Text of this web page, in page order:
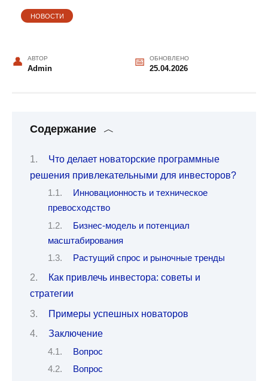
НОВОСТИ
АВТОР
Admin
ОБНОВЛЕНО
25.04.2026
Содержание
Что делает новаторские программные
решения привлекательными для инвесторов?
Инновационность и техническое
превосходство
Бизнес-модель и потенциал
масштабирования
Растущий спрос и рыночные тренды
Как привлечь инвестора: советы и
стратегии
Примеры успешных новаторов
Заключение
Вопрос
Вопрос